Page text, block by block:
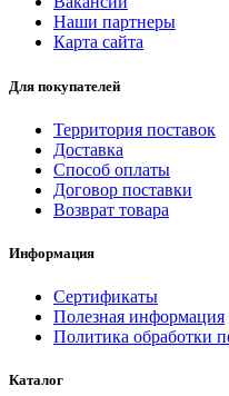
Наши партнеры
Карта сайта
Для покупателей
Территория поставок
Доставка
Способ оплаты
Договор поставки
Возврат товара
Информация
Сертификаты
Полезная информация
Политика обработки
Каталог